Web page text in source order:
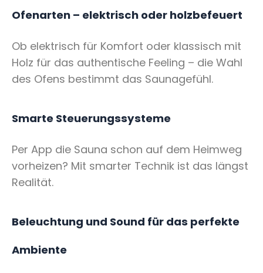
Ofenarten – elektrisch oder holzbefeuert
Ob elektrisch für Komfort oder klassisch mit
Holz für das authentische Feeling – die Wahl
des Ofens bestimmt das Saunagefühl.
Smarte Steuerungssysteme
Per App die Sauna schon auf dem Heimweg
vorheizen? Mit smarter Technik ist das längst
Realität.
Beleuchtung und Sound für das perfekte
Ambiente